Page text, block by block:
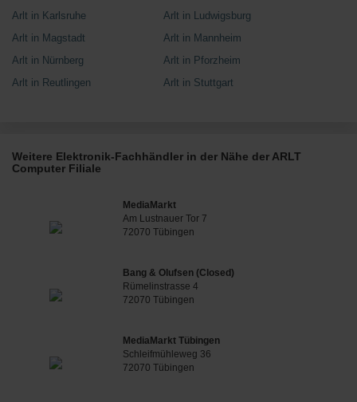
Arlt in Karlsruhe
Arlt in Ludwigsburg
Arlt in Magstadt
Arlt in Mannheim
Arlt in Nürnberg
Arlt in Pforzheim
Arlt in Reutlingen
Arlt in Stuttgart
Weitere Elektronik-Fachhändler in der Nähe der ARLT
Computer Filiale
MediaMarkt
Am Lustnauer Tor 7
72070 Tübingen
Bang & Olufsen (Closed)
Rümelinstrasse 4
72070 Tübingen
MediaMarkt Tübingen
Schleifmühleweg 36
72070 Tübingen